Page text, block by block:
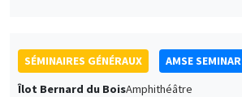
SÉMINAIRES GÉNÉRAUX
AMSE SEMINAR
Îlot Bernard du BoisAmphithéâtre